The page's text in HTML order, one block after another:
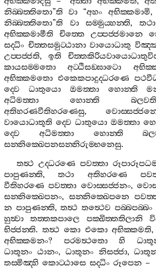
නිබ‍්බත‍්තිතො”ති වා “අහං අභික‍්කමාමි,
නිබ‍්බත‍්තිතො”ති වා සම‍්මුය‍්හන‍්ති, තථා
අභික‍්කමාමීති
චිත‍්තෙ උප‍්පජ‍්ජමානෙ
සද‍්ධිං චිත‍්තසමුට‍්ඨානා වායොධාතු
උප‍්පජ‍්ජති, ඉති
කායසම‍්මතො
අට‍්ඨිසඞ‍්ඝාටො
අභික‍්කමතො එකෙකපාදුද‍්ධරණෙ
ද‍්වෙ
ධාතුයො ඔමත‍්තා හොන‍්ති
අධිමත‍්තා
හොන‍්ති
අතිහරණවීතිහරණෙසු,
වායොධාතූති ද‍්වෙ ධාතුයො ඔමත‍්තා
ද‍්වෙ
අධිමත‍්තා හොන‍්ති
සන‍්නික‍්ඛෙපනසන‍්නිරුම‍්භනෙසු.
තත්‍ථ උද‍්ධරණෙ පවත‍්තා
පාපුණන‍්ති,තථා අතිහරණෙ
වීතිහරණෙ පවත‍්තා වොස‍්සජ‍්ජනං,
සන‍්නික‍්ඛෙපනං, සන‍්නික‍්ඛෙපනෙ
න පාපුණන‍්ති,තත්‍ථ තත්‍ථෙව පබ‍්බපබ‍්බං
හුත්‍වා
තත‍්තකපාලෙ පක‍්ඛිත‍්තතිලානි
භිජ‍්ජන‍්ති. තත්‍ථ කො එකො අභික‍්කමති
අභික‍්කමනං? පරමත්‍ථතො හි
ධාතූනං ඨානං, ධාතූනං නිසජ‍්ජා,
තස‍්මිඤ‍්හි කොට‍්ඨාසෙ සද‍්ධිං රූපෙන –